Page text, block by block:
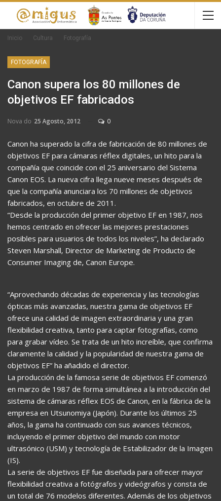
Inicio Cultura Fotografía
FOTOGRAFÍA
Canon supera los 80 millones de
objetivos EF fabricados
Nova do 25 Agosto, 2012 0
Canon ha superado la cifra de fabricación de 80 millones de
objetivos EF para cámaras réflex digitales, un hito para la
compañía que coincide con el 25 aniversario del Sistema
Canon EOS. La nueva cifra llega nueve meses después de
que la compañía anunciara los 70 millones de objetivos
fabricados, en octubre de 2011.
“Desde la producción del primer objetivo EF en 1987, nos
hemos centrado en ofrecer las mejores prestaciones
posibles para usuarios de todos los niveles”, ha declarado
Steven Marshall, Director de Marketing de Producto de
Consumer Imaging de, Canon Europe.
“Aprovechando décadas de experiencia y las tecnologías
ópticas más avanzadas, nuestra gama de objetivos EF
ofrece una calidad de imagen extraordinaria y una gran
flexibilidad creativa, tanto para captar fotografías, como
para grabar vídeo. Se trata de un hito increíble, que confirma
claramente la calidad y la popularidad de nuestra gama de
objetivos EF” ha añadido el director.
La producción de la famosa serie de objetivos EF comenzó
en marzo de 1987 de forma simultánea a la introducción del
sistema de cámaras réflex EOS de Canon, en la fábrica de la
empresa en Utsunomiya (Japón). Durante los últimos 25
años, la gama ha continuado con sus avances técnicos,
incluyendo el primer objetivo del mundo con motor
ultrasónico (USM) y tecnología de Estabilizador de la Imagen
(IS).
La serie de objetivos EF fue diseñada para ofrecer mayor
flexibilidad creativa a fotógrafos y videógrafos y consta de
un total de 76 modelos diferentes. Además de los objetivos